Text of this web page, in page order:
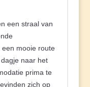
een straal van
mooie route
naar het
prima te
zich op